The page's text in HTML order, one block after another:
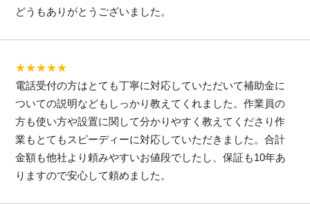
どうもありがとうございました。
★★★★★
電話受付の方はとても丁寧に対応していただいて補助金に
ついての説明などもしっかり教えてくれました。作業員の
方も使い方や設置に関して分かりやすく教えてくださり作
業もとてもスピーディーに対応していただきました。合計
金額も他社より頼みやすいお値段でしたし、保証も10年あ
りますので安心して頼めました。